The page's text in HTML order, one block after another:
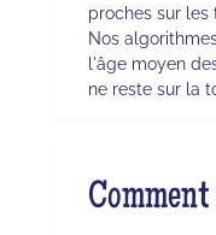
proches sur les
Nos
l'âge moyen
ne reste sur la